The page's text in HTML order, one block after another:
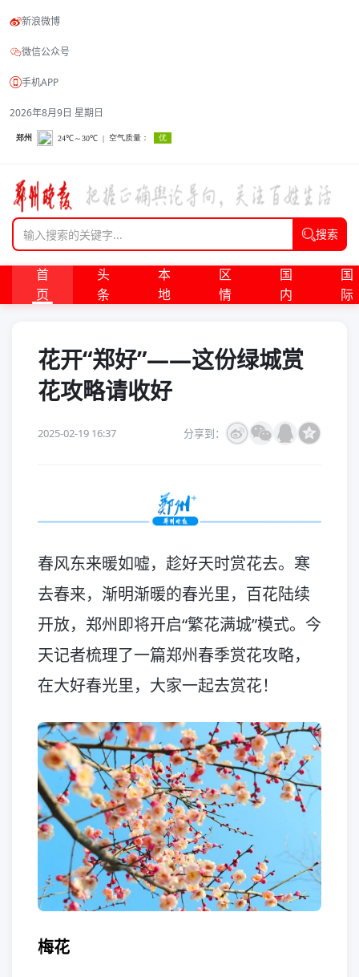
新浪微博
微信公众号
手机APP
2026年8月9日 星期日
搜索
首
页
头
条
本
地
区
情
国
内
国
际
花开“郑好”——这份绿城赏
花攻略请收好
2025-02-19 16:37 分享到：
春风东来暖如嘘，趁好天时赏花去。寒
去春来，渐明渐暖的春光里，百花陆续
开放，郑州即将开启“繁花满城”模式。今
天记者梳理了一篇郑州春季赏花攻略，
在大好春光里，大家一起去赏花！
梅花